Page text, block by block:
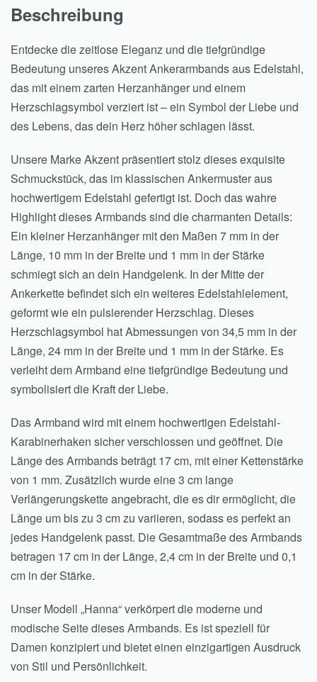
Beschreibung
Entdecke die zeitlose Eleganz und die tiefgründige
Bedeutung unseres Akzent Ankerarmbands aus Edelstahl,
das mit einem zarten Herzanhänger und einem
Herzschlagsymbol verziert ist – ein Symbol der Liebe und
des Lebens, das dein Herz höher schlagen lässt.
Unsere Marke Akzent präsentiert stolz dieses exquisite
Schmuckstück, das im klassischen Ankermuster aus
hochwertigem Edelstahl gefertigt ist. Doch das wahre
Highlight dieses Armbands sind die charmanten Details:
Ein kleiner Herzanhänger mit den Maßen 7 mm in der
Länge, 10 mm in der Breite und 1 mm in der Stärke
schmiegt sich an dein Handgelenk. In der Mitte der
Ankerkette befindet sich ein weiteres Edelstahlelement,
geformt wie ein pulsierender Herzschlag. Dieses
Herzschlagsymbol hat Abmessungen von 34,5 mm in der
Länge, 24 mm in der Breite und 1 mm in der Stärke. Es
verleiht dem Armband eine tiefgründige Bedeutung und
symbolisiert die Kraft der Liebe.
Das Armband wird mit einem hochwertigen Edelstahl-
Karabinerhaken sicher verschlossen und geöffnet. Die
Länge des Armbands beträgt 17 cm, mit einer Kettenstärke
von 1 mm. Zusätzlich wurde eine 3 cm lange
Verlängerungskette angebracht, die es dir ermöglicht, die
Länge um bis zu 3 cm zu variieren, sodass es perfekt an
jedes Handgelenk passt. Die Gesamtmaße des Armbands
betragen 17 cm in der Länge, 2,4 cm in der Breite und 0,1
cm in der Stärke.
Unser Modell „Hanna“ verkörpert die moderne und
modische Seite dieses Armbands. Es ist speziell für
Damen konzipiert und bietet einen einzigartigen Ausdruck
von Stil und Persönlichkeit.